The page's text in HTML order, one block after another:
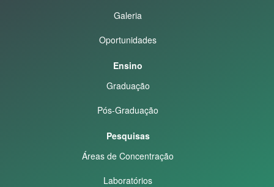
Galeria
Oportunidades
Ensino
Graduação
Pós-Graduação
Pesquisas
Áreas de Concentração
Laboratórios